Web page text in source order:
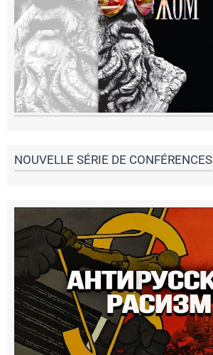
NOUVELLE SÉRIE DE CONFÉRENCES